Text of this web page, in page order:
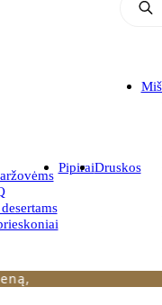
search
PipiraiDruskos